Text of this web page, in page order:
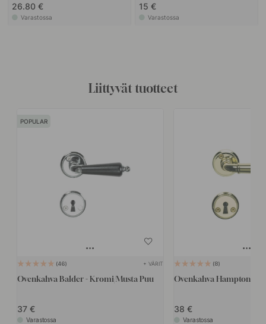
26.80 €
Varastossa
15 €
Varastossa
Liittyvät tuotteet
POPULAR
46 + VÄRIT
Ovenkahva Balder - Kromi/Musta Puu
37
Varastossa
8
Ovenkahva Hampton -
38
Varastossa